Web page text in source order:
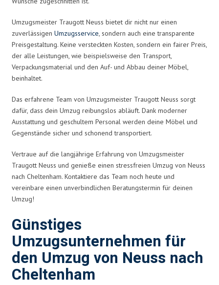
Umzugsmeister Traugott Neuss bietet dir nicht nur einen
zuverlässigen Umzugsservice, sondern auch eine transparente
Preisgestaltung. Keine versteckten Kosten, sondern ein fairer Preis,
der alle Leistungen, wie beispielsweise den Transport,
Verpackungsmaterial und den Auf- und Abbau deiner Möbel,
beinhaltet.
Das erfahrene Team von Umzugsmeister Traugott Neuss sorgt
dafür, dass dein Umzug reibungslos abläuft. Dank moderner
Ausstattung und geschultem Personal werden deine Möbel und
Gegenstände sicher und schonend transportiert.
Vertraue auf die langjährige Erfahrung von Umzugsmeister
Traugott Neuss und genieße einen stressfreien Umzug von Neuss
nach Cheltenham. Kontaktiere das Team noch heute und
vereinbare einen unverbindlichen Beratungstermin für deinen
Umzug!
Günstiges
Umzugsunternehmen für
den Umzug von Neuss nach
Cheltenham